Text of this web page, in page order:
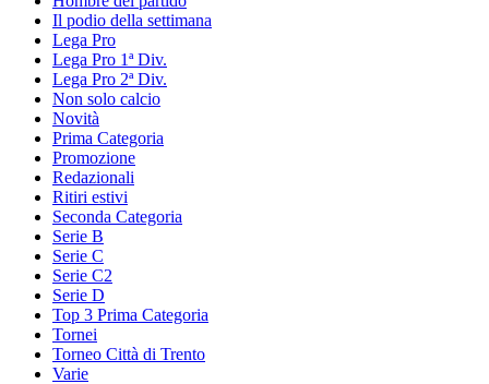
Il podio della settimana
Lega Pro
Lega Pro 1ª Div.
Lega Pro 2ª Div.
Non solo calcio
Novità
Prima Categoria
Promozione
Redazionali
Ritiri estivi
Seconda Categoria
Serie B
Serie C
Serie C2
Serie D
Top 3 Prima Categoria
Tornei
Torneo Città di Trento
Varie